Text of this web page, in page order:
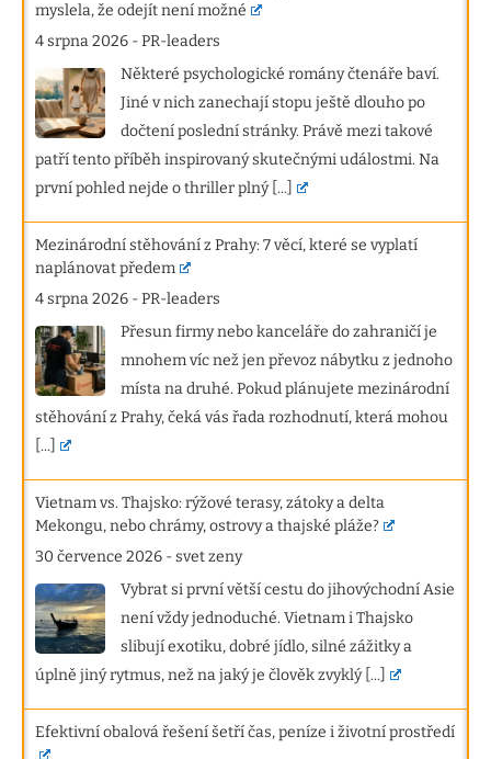
myslela, že odejít není možné
4 srpna 2026 -PR-leaders
Některé psychologické romány čtenáře baví.
Jiné v nich zanechají stopu ještě dlouho po
dočtení poslední stránky. Právě mezi takové
patří tento příběh inspirovaný skutečnými událostmi. Na
první pohled nejde o thriller plný [...]
Mezinárodní stěhování z Prahy: 7 věcí, které se vyplatí
naplánovat předem
4 srpna 2026 -PR-leaders
Přesun firmy nebo kanceláře do zahraničí je
mnohem víc než jen převoz nábytku z jednoho
místa na druhé. Pokud plánujete mezinárodní
stěhování z Prahy, čeká vás řada rozhodnutí, která mohou
[...]
Vietnam vs. Thajsko: rýžové terasy, zátoky a delta
Mekongu, nebo chrámy, ostrovy a thajské pláže?
30 července 2026 -svet zeny
Vybrat si první větší cestu do jihovýchodní Asie
není vždy jednoduché. Vietnam i Thajsko
slibují exotiku, dobré jídlo, silné zážitky a
úplně jiný rytmus, než na jaký je člověk zvyklý [...]
Efektivní obalová řešení šetří čas, peníze i životní prostředí